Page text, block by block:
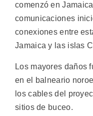
comenzó en
comunicaciones
conexiones entre
Jamaica y las islas
Los mayores daños
en el balneario
los cables del
sitios de buceo.